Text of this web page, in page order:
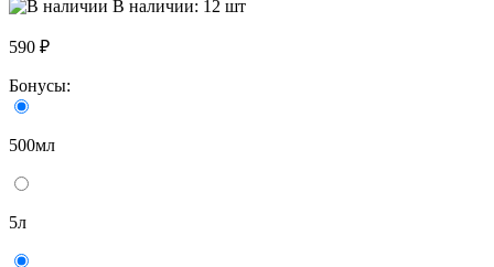
В наличии: 12 шт
590 ₽
Бонусы:
500мл
5л